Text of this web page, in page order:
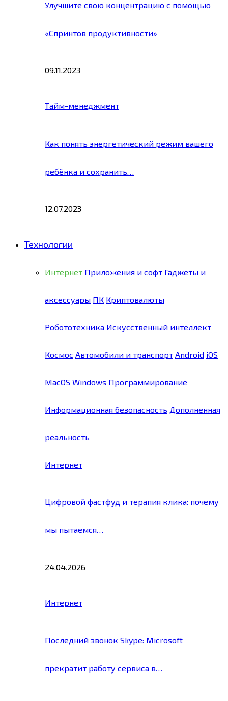
Улучшите свою концентрацию с помощью
«Спринтов продуктивности»
09.11.2023
Тайм-менеджмент
Как понять энергетический режим вашего
ребёнка и сохранить…
12.07.2023
Технологии
Интернет Приложения и софт Гаджеты и
аксессуары ПК Криптовалюты
Робототехника Искусственный интеллект
Космос Автомобили и транспорт Android iOS
MacOS Windows Программирование
Информационная безопасность Дополненная
реальность
Интернет
Цифровой фастфуд и терапия клика: почему
мы пытаемся…
24.04.2026
Интернет
Последний звонок Skype: Microsoft
прекратит работу сервиса в…